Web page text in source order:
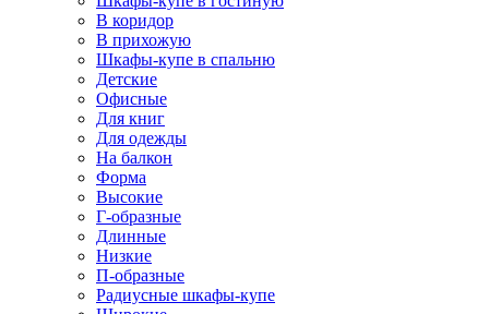
В коридор
В прихожую
Шкафы-купе в спальню
Детские
Офисные
Для книг
Для одежды
На балкон
Форма
Высокие
Г-образные
Длинные
Низкие
П-образные
Радиусные шкафы-купе